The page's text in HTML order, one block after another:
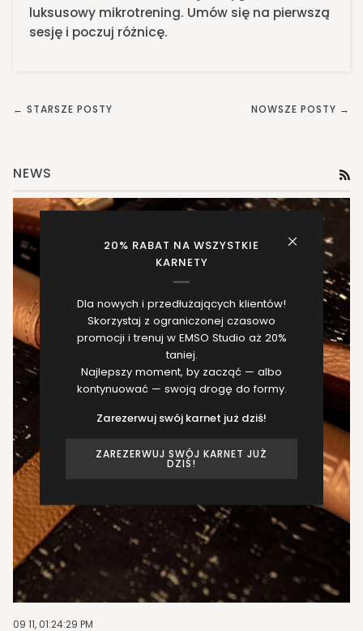
luksusowy mikrotrening. Umów się na pierwszą
sesję i poczuj różnicę.
← STARSZE POSTY NOWSZE POSTY →
NEWS
09 11, 01:24:29 PM
20% RABAT NA WSZYSTKIE
KARNETY
Dla nowych i przedłużających klientów!
Skorzystaj z ograniczonej czasowo
promocji i trenuj w EMSO Studio aż 20%
taniej.
Najlepszy moment, by zacząć — albo
kontynuować — swoją drogę do formy.
Zarezerwuj swój karnet już dziś!
ZAREZERWUJ SWÓJ KARNET JUŻ
DZIŚ!